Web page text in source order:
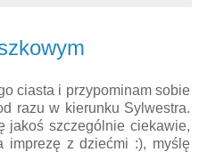
ciasta i przypominam sobie
razu w kierunku Sylwestra.
jakoś szczególnie ciekawie,
imprezę z dziećmi :), myślę